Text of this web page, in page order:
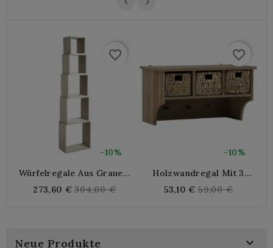
-10%
favorite_border
Würfelregale Aus Grauem
273,60 € Regular
304,00 €
-10%
favorite_border
Holzwandregal Mit 3
Mänteln
53,10 € Regular
59,00 €
Neue Produkte 